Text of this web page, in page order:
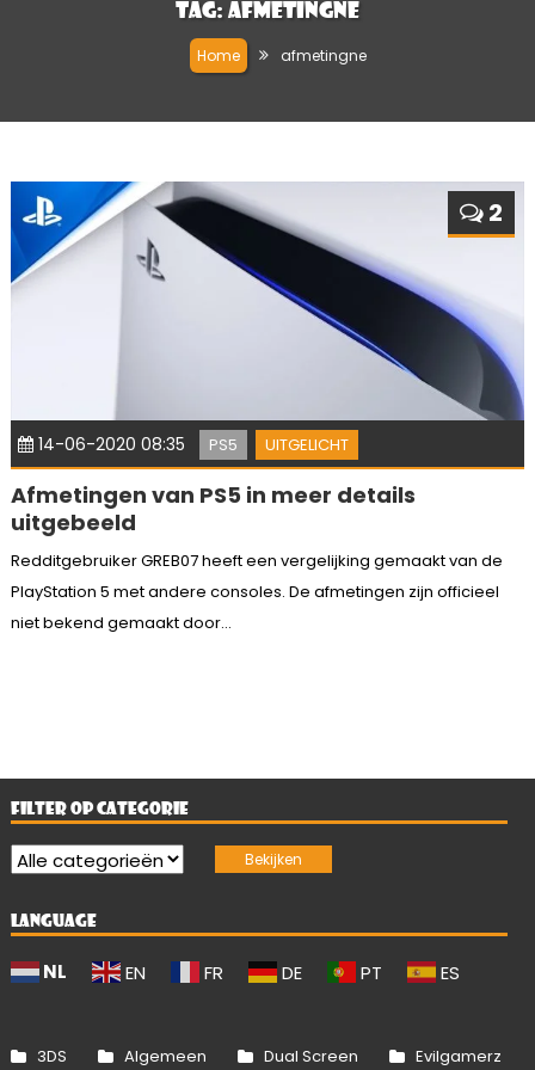
Tag: afmetingne
Home afmetingne
2
14-06-2020 08:35 PS5 UITGELICHT
Afmetingen van PS5 in meer details
uitgebeeld
Redditgebruiker GREB07 heeft een vergelijking gemaakt van de
PlayStation 5 met andere consoles. De afmetingen zijn officieel
niet bekend gemaakt door...
FILTER OP CATEGORIE
LANGUAGE
NL EN FR DE PT ES
3DS Algemeen Dual Screen Evilgamerz